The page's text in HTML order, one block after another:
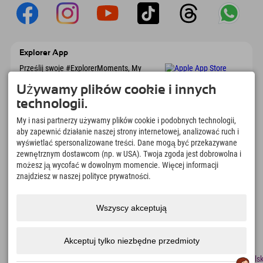
Explorer App
Prześlij swoje #ExplorerMoments, My
marzeń, przeglądem restauracji i wieloma
innymi. Pobierz teraz!
Czas na chwile odkrywcy
166
Jeziora górskie i baseny
rekreacyjne
4.634km
Stoki do jazdy na nartach i
snowboardzie
8.991km
Używamy plików cookie i innych
technologii.
My i nasi partnerzy używamy plików cookie i podobnych technologii,
aby zapewnić działanie naszej strony internetowej, analizować ruch i
wyświetlać spersonalizowane treści. Dane mogą być przekazywane
zewnętrznym dostawcom (np. w USA). Twoja zgoda jest dobrowolna i
możesz ją wycofać w dowolnym momencie. Więcej informacji
znajdziesz w naszej polityce prywatności.
Wszyscy akceptują
Akceptuj tylko niezbędne przedmioty